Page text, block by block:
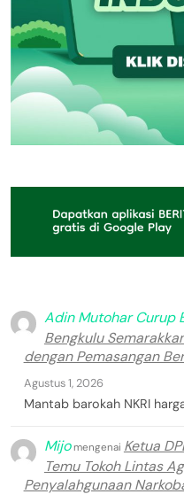
Adin Mutohar Curup
Bengkulu
dengan Pemasangan
Agustus 1, 2026
Mantab barokah NKRI
Mijomengenai Ketua
Temu Tokoh Lintas
Penyalahgunaan